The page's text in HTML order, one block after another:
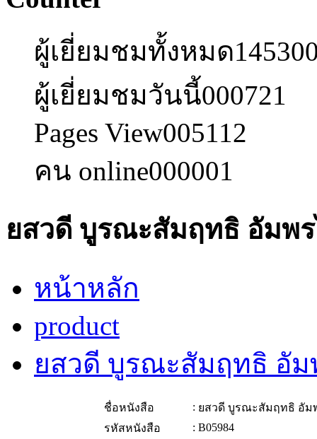
ผู้เยี่ยมชมทั้งหมด
ผู้เยี่ยมชมวันนี้000721
Pages View005112
คน online000001
ยสวดี บูรณะสัมฤทธิ อัมพ
หน้าหลัก
product
ยสวดี บูรณะสัมฤทธิ อั
ชื่อหนังสือ : ยสวดี บูรณะสัมฤทธิ อัม
รหัสหนังสือ
: B05984